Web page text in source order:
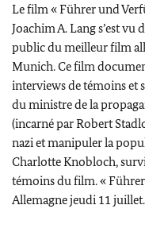
Le film «Führer und
Joachim A. Langs’est vu
public du meilleur film
Munich. Ce film
interviews de témoins et
du ministre de la
(incarné parRobert
nazi et manipuler la
Charlotte Knobloch,
témoins du film. «
Allemagne jeudi 11 juillet.